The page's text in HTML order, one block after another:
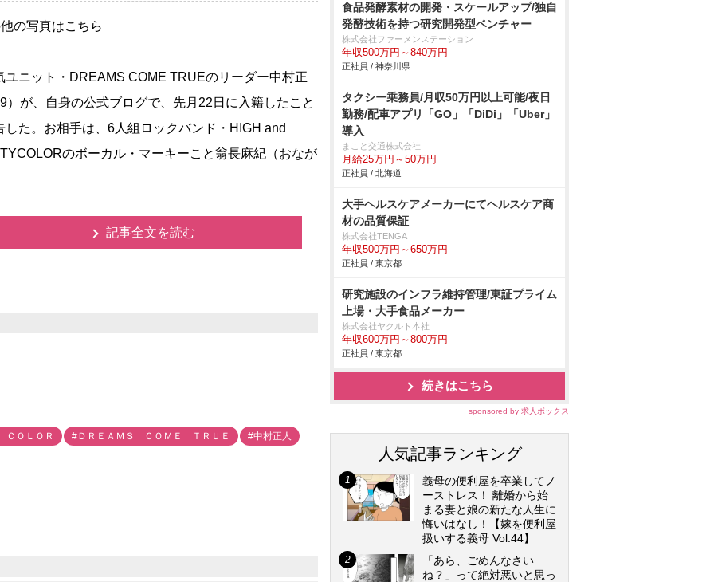
の写真はこちら
ニット・DREAMS COME TRUEのリーダー中村正
）が、自身の公式ブログで、先月22日に入籍したこと
した。お相手は、6人組ロックバンド・HIGH and
のボーカル・マーキーこと翁長麻紀（おなが
記事全文を読む
ＯＬＯＲ #ＤＲＥＡＭＳ ＣＯＭＥ ＴＲＵＥ #中村正人
食品発酵素材の開発・スケールアップ/独自
発酵技術を持つ研究開発型ベンチャー
株式会社ファーメンステーション
年収500万円～840万円
正社員 / 神奈川県
タクシー乗務員/月収50万円以上可能/夜日
勤務/配車アプリ「GO」「DiDi」「Uber」
導入
まこと交通株式会社
月給25万円～50万円
正社員 / 北海道
大手ヘルスケアメーカーにてヘルスケア商
材の品質保証
株式会社TENGA
年収500万円～650万円
正社員 / 東京都
研究施設のインフラ維持管理/東証プライム
上場・大手食品メーカー
株式会社ヤクルト本社
年収600万円～800万円
正社員 / 東京都
続きはこちら
sponsored by 求人ボックス
人気記事ランキング
義母の便利屋を卒業してノ
ーストレス！ 離婚から始
まる妻と娘の新たな人生に
悔いはなし！【嫁を便利屋
扱いする義母 Vol.44】
「あら、ごめんなさい
ね？」って絶対悪いと思っ